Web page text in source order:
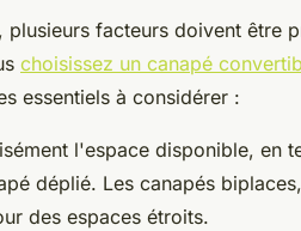
, plusieurs facteurs doivent être
choisissez un canapé
essentiels à considérer :
l'espace disponible, en
déplié. Les canapés
des espaces étroits.